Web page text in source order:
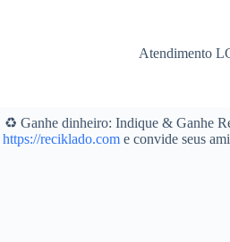
Atendimento
♻️ Ganhe dinheiro: Indique & Ganhe
https://reciklado.come convide seus